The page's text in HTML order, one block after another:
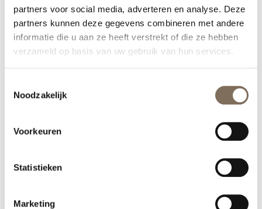
partners voor social media, adverteren en analyse. Deze
partners kunnen deze gegevens combineren met andere
informatie die u aan ze heeft verstrekt of die ze hebben
verzameld op basis van uw gebruik van hun services.
Noodzakelijk
Voorkeuren
Statistieken
Marketing